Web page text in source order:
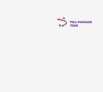
المحتوى